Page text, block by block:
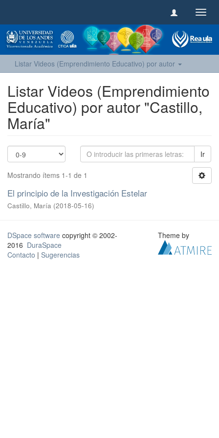
Listar Videos (Emprendimiento Educativo) por autor
Listar Videos (Emprendimiento
Educativo) por autor "Castillo,
María"
Ir
Mostrando ítems 1-1 de 1
El principio de la Investigación Estelar
Castillo, María (2018-05-16)
DSpace software copyright © 2002-
2016 DuraSpace
Contacto | Sugerencias
Theme by